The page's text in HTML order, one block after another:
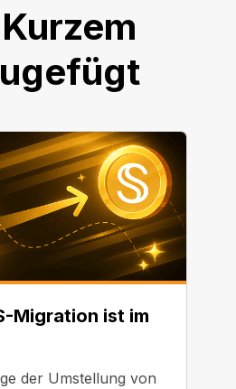
Migration ist im
der Umstellung von